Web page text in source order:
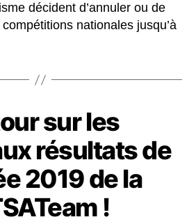
décident d’annuler ou de
nationales jusqu’à
sur les
résultats de
2019 de la
!